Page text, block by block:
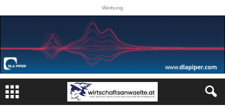
Werbung